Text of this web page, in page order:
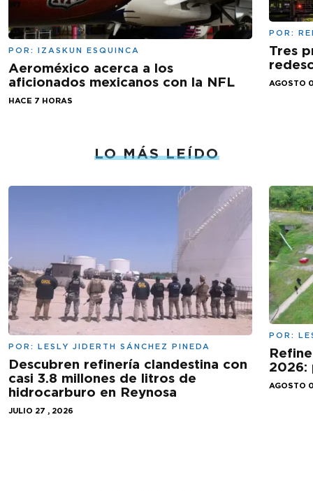
POR: IZASKUN ESQUINCA
Aeroméxico acerca a los
aficionados mexicanos con la NFL
HACE 7 HORAS
POR:
Tres
AGOSTO
LO MÁS LEÍDO
POR: LESLY JIDERTH SÁNCHEZ PINEDA
Descubren refinería clandestina con
casi 3.8 millones de litros de
hidrocarburo en Reynosa
JULIO 27 , 2026
POR:
2026:
AGOSTO